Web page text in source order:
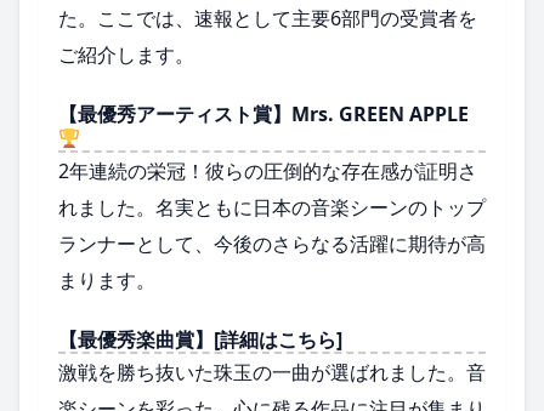
た。ここでは、速報として主要6部門の受賞者を
ご紹介します。
【最優秀アーティスト賞】Mrs. GREEN APPLE
2年連続の栄冠！彼らの圧倒的な存在感が証明さ
れました。名実ともに日本の音楽シーンのトップ
ランナーとして、今後のさらなる活躍に期待が高
まります。
【最優秀楽曲賞】[詳細はこちら]
激戦を勝ち抜いた珠玉の一曲が選ばれました。音